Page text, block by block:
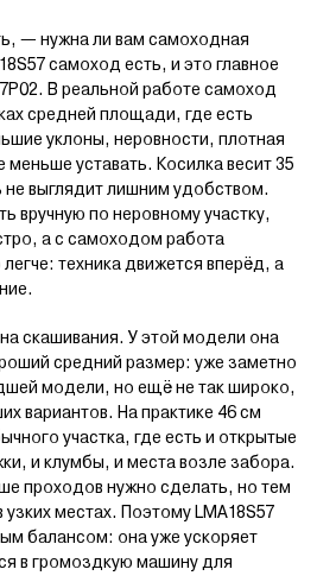
— нужна ли вам самоходная
самоход есть, и это главное
В реальной работе самоход
средней площади, где есть
уклоны, неровности, плотная
меньше уставать. Косилка весит 35
не выглядит лишним удобством.
вручную по неровному участку,
а с самоходом работа
техника движется вперёд, а
скашивания. У этой модели она
средний размер: уже заметно
модели, но ещё не так широко,
вариантов. На практике 46 см
участка, где есть и открытые
и клумбы, и места возле забора.
проходов нужно сделать, но тем
местах. Поэтому LMA18S57
балансом: она уже ускоряет
в громоздкую машину для